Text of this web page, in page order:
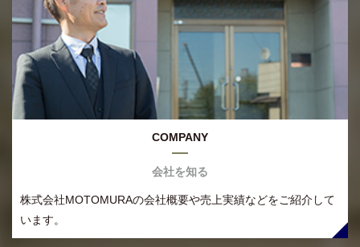
COMPANY
会社を知る
株式会社MOTOMURAの会社概要や売上実績などをご紹介して
います。